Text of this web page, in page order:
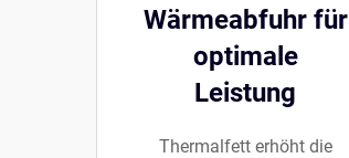
Wärmeabfuhr für
optimale
Leistung
Thermalfett erhöht die